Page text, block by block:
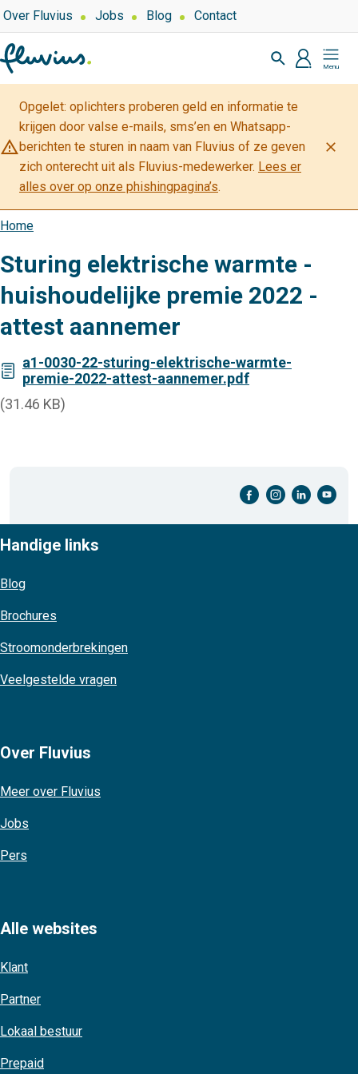
Overslaan
en
naar
de
inhoud
gaan
Top
navigation
Over Fluvius Jobs Blog Contact
Zoeken
profiel
Mijn
Fluvius
warning_amber
Opgelet: oplichters proberen geld en informatie te
krijgen door valse e-mails, sms’en en Whatsapp-
berichten te sturen in naam van Fluvius of ze geven
zich onterecht uit als Fluvius-medewerker. Lees er
alles over op onze phishingpagina’s.
close
Kruimelpad
Home
Sturing elektrische warmte -
huishoudelijke premie 2022 -
attest aannemer
a1-0030-22-sturing-elektrische-warmte-
premie-2022-attest-aannemer.pdf
(31.46 KB)
facebook-cirkel instagram-cirkel linkedin-cirkel youtube-cirkel
Handige links
Blog
Brochures
Stroomonderbrekingen
Veelgestelde vragen
Over Fluvius
Meer over Fluvius
Jobs
Pers
Alle websites
Klant
Partner
Lokaal bestuur
Prepaid